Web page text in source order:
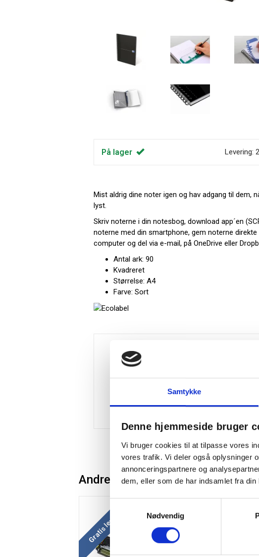
Samtykke
Denne hjemmeside bruger
Vi bruger cookies til at tilpasse vores
vores trafik. Vi deler også oplysninger
annonceringspartnere og
dem, eller som de har indsamlet fra din
Nødvendig
På lager Levering:
Mist aldrig dine noter igen og hav adgang til dem,
lyst.
Skriv noterne i din notesbog, download app´en
noterne med din smartphone, gem noterne
computer og del via e-mail, på OneDrive eller
Antal ark: 90
Kvadreret
Størrelse: A4
Farve: Sort
Andre kunder købte også
Gratis levering Køb mere og spar